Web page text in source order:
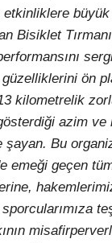
etkinliklere
Bisiklet
ön
kilometrelik
azim ve
şayan. Bu
emeği geçen